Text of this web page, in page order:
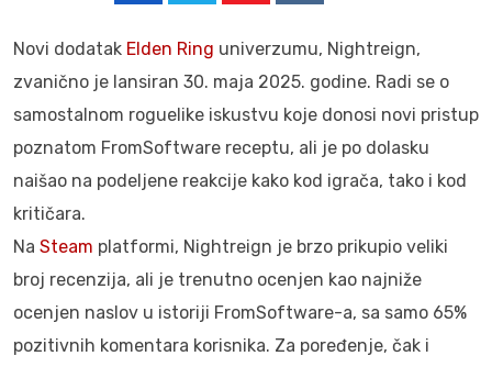
Novi dodatak Elden Ring univerzumu, Nightreign,
zvanično je lansiran 30. maja 2025. godine. Radi se o
samostalnom roguelike iskustvu koje donosi novi pristup
poznatom FromSoftware receptu, ali je po dolasku
naišao na podeljene reakcije kako kod igrača, tako i kod
kritičara.
Na Steam platformi, Nightreign je brzo prikupio veliki
broj recenzija, ali je trenutno ocenjen kao najniže
ocenjen naslov u istoriji FromSoftware-a, sa samo 65%
pozitivnih komentara korisnika. Za poređenje, čak i